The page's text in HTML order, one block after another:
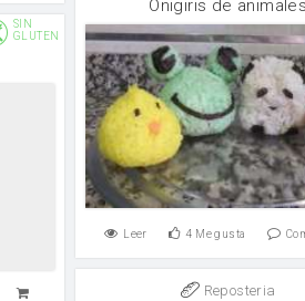
Onigiris de animales
Leer 4 Me gusta
SIN
GLUTEN
Reposteria